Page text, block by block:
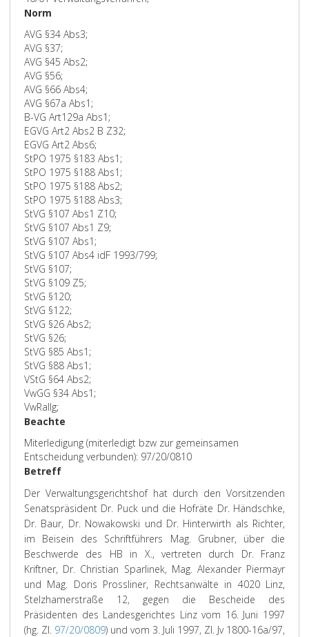
Norm
AVG §34 Abs3;
AVG §37;
AVG §45 Abs2;
AVG §56;
AVG §66 Abs4;
AVG §67a Abs1;
B-VG Art129a Abs1;
EGVG Art2 Abs2 B Z32;
EGVG Art2 Abs6;
StPO 1975 §183 Abs1;
StPO 1975 §188 Abs1;
StPO 1975 §188 Abs2;
StPO 1975 §188 Abs3;
StVG §107 Abs1 Z10;
StVG §107 Abs1 Z9;
StVG §107 Abs1;
StVG §107 Abs4 idF 1993/799;
StVG §107;
StVG §109 Z5;
StVG §120;
StVG §122;
StVG §26 Abs2;
StVG §26;
StVG §85 Abs1;
StVG §88 Abs1;
VStG §64 Abs2;
VwGG §34 Abs1;
VwRallg;
Beachte
Miterledigung (miterledigt bzw zur gemeinsamen
Entscheidung verbunden): 97/20/0810
Betreff
Der Verwaltungsgerichtshof hat durch den Vorsitzenden
Senatspräsident Dr. Puck und die Hofräte Dr. Händschke,
Dr. Baur, Dr. Nowakowski und Dr. Hinterwirth als Richter,
im Beisein des Schriftführers Mag. Grubner, über die
Beschwerde des HB in X., vertreten durch Dr. Franz
Kriftner, Dr. Christian Sparlinek, Mag. Alexander Piermayr
und Mag. Doris Prossliner, Rechtsanwälte in 4020 Linz,
Stelzhamerstraße 12, gegen die Bescheide des
Präsidenten des Landesgerichtes Linz vom 16. Juni 1997
(hg. Zl. 97/20/0809) und vom 3. Juli 1997, Zl. Jv 1800-16a/97,